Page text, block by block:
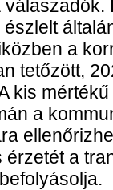
a
tetőzött,
kis
a
érzetét a